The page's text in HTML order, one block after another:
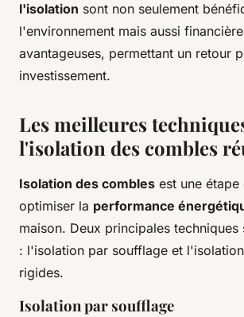
l'isolation sont non seulement
l'environnement mais aussi
avantageuses, permettant un retour
investissement.
Les meilleures
l'isolation des combles
Isolation des combles est une
optimiser la performance
maison. Deux principales techniques
: l'isolation par soufflage et
rigides.
Isolation par soufflage